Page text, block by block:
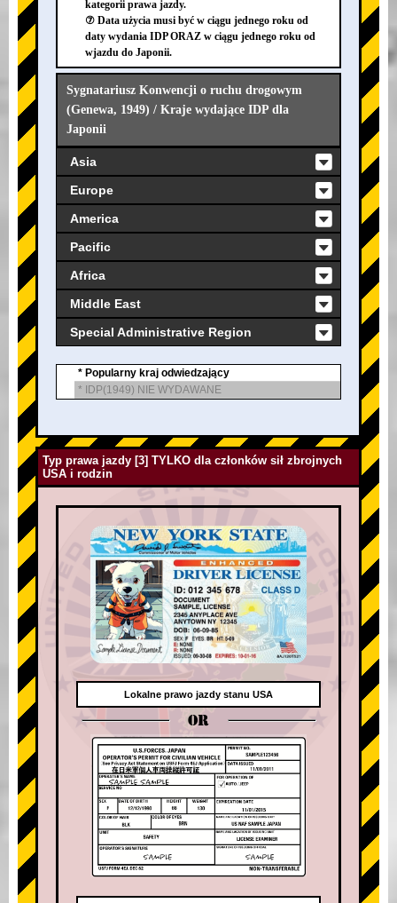
kategorii prawa jazdy.
⑦ Data użycia musi być w ciągu jednego roku od
daty wydania IDP ORAZ w ciągu jednego roku od
wjazdu do Japonii.
Sygnatariusz Konwencji o ruchu drogowym
(Genewa, 1949) / Kraje wydające IDP dla
Japonii
Asia
Europe
America
Pacific
Africa
Middle East
Special Administrative Region
* Popularny kraj odwiedzający
* IDP(1949) NIE WYDAWANE
Typ prawa jazdy [3] TYLKO dla członków sił zbrojnych
USA i rodzin
Lokalne prawo jazdy stanu USA
OR